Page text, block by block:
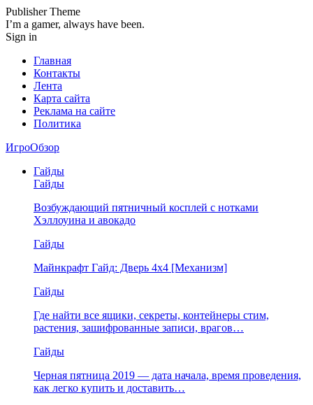
Publisher Theme
I’m a gamer, always have been.
Sign in
Главная
Контакты
Лента
Карта сайта
Реклама на сайте
Политика
ИгроОбзор
Гайды
Гайды
Возбуждающий пятничный косплей с нотками
Хэллоуина и авокадо
Гайды
Майнкрафт Гайд: Дверь 4х4 [Механизм]
Гайды
Где найти все ящики, секреты, контейнеры стим,
растения, зашифрованные записи, врагов…
Гайды
Черная пятница 2019 — дата начала, время проведения,
как легко купить и доставить…